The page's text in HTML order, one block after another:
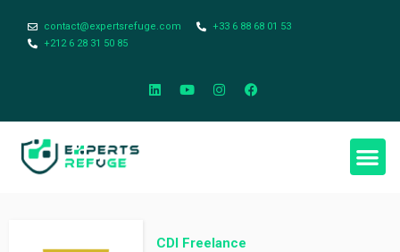
contact@expertsrefuge.com
+33 6 88 68 01 53
+212 6 28 31 50 85
CDI Freelance